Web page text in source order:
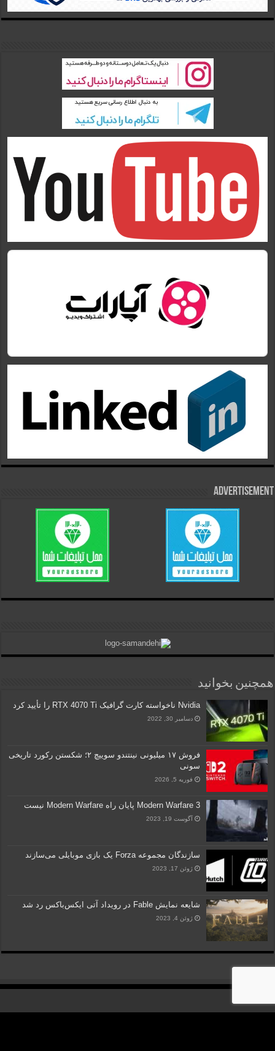
Advertisement
همچنین بخوانید
Nvidia ناخواسته کارت گرافیک RTX 4070 Ti را تأیید کرد
دسامبر 30, 2022
فروش ۱۷ میلیونی نینتندو سوییچ ۲؛ شکستن رکورد تاریخی
سونی
فوریه 5, 2026
Modern Warfare 3 پایان راه Modern Warfare نیست
آگوست 19, 2023
سازندگان مجموعه Forza یک بازی موبایلی می‌سازند
ژوئن 17, 2023
شایعه نمایش Fable در رویداد آتی ایکس‌باکس رد شد
ژوئن 4, 2023